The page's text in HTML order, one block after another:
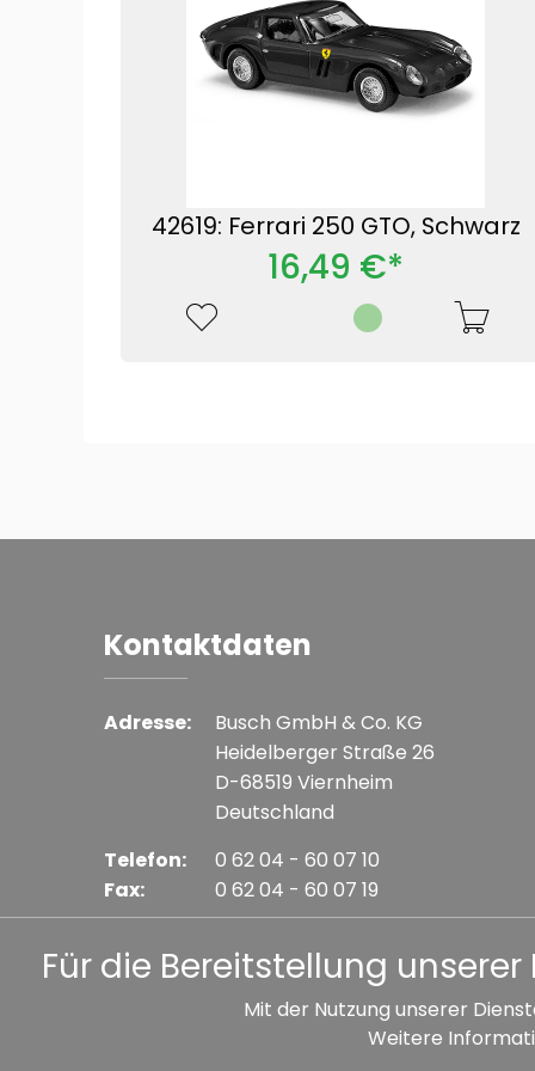
42619: Ferrari 250 GTO, Schwarz
16,49 €*
Kontaktdaten
Adresse:
Busch GmbH & Co. KG
Heidelberger Straße 26
D-68519 Viernheim
Deutschland
Telefon:
Fax:
0 62 04 - 60 07 10
0 62 04 - 60 07 19
Für die Bereitstellung
Mit der Nutzung unserer
Weitere